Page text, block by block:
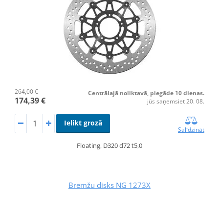
264,00 €
174,39 €
Centrālajā noliktavā, piegāde 10 dienas.
jūs saņemsiet 20. 08.
Ielikt grozā
Salīdzināt
Floating, D320 d72 t5,0
Bremžu disks NG 1273X